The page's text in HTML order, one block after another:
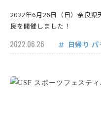
2022年6月26日（日）奈良
良を開催しました！
2022.06.26 日帰り パ